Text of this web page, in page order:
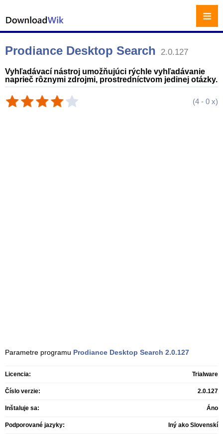
Prodiance Desktop Search 2.0.127
Vyhľadávací nástroj umožňujúci rýchle vyhľadávanie
naprieč rôznymi zdrojmi, prostredníctvom jedinej otázky.
(4 - 0 x)
Parametre programu Prodiance Desktop Search 2.0.127
Licencia: Trialware
Číslo verzie: 2.0.127
Inštaluje sa: Áno
Podporované jazyky: Iný ako Slovenskí
≡